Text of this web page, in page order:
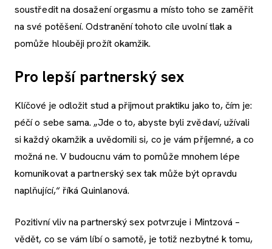
soustředit na dosažení orgasmu a místo toho se zaměřit
na své potěšení. Odstranění tohoto cíle uvolní tlak a
pomůže hlouběji prožít okamžik.
Pro lepší partnerský sex
Klíčové je odložit stud a přijmout praktiku jako to, čím je:
péčí o sebe sama. „Jde o to, abyste byli zvědaví, užívali
si každý okamžik a uvědomili si, co je vám příjemné, a co
možná ne. V budoucnu vám to pomůže mnohem lépe
komunikovat a partnerský sex tak může být opravdu
naplňující,“ říká Quinlanová.
Pozitivní vliv na partnerský sex potvrzuje i Mintzová –
vědět, co se vám líbí o samotě, je totiž nezbytné k tomu,